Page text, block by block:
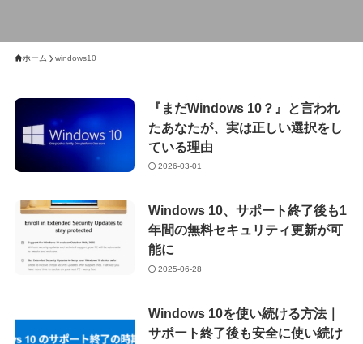
ホーム windows10
『まだWindows 10？』と言われ
たあなたが、実は正しい選択をし
ている理由
2026-03-01
Windows 10、サポート終了後も1
年間の無料セキュリティ更新が可
能に
2025-06-28
Windows 10を使い続ける方法｜
サポート終了後も安全に使い続け